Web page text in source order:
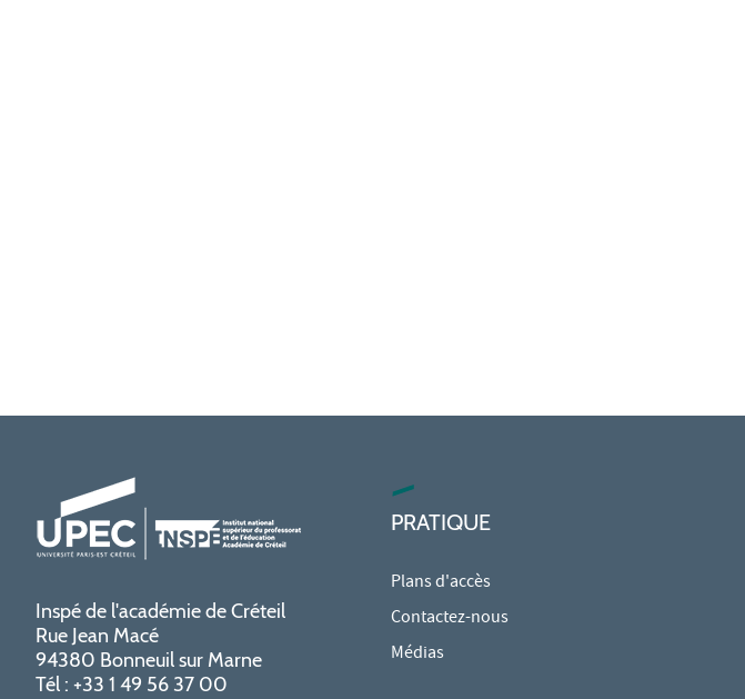
Inspé de l'académie de Créteil
Rue Jean Macé
94380 Bonneuil sur Marne
Tél : +33 1 49 56 37 00
PRATIQUE
Plans d'accès
Contactez-nous
Médias